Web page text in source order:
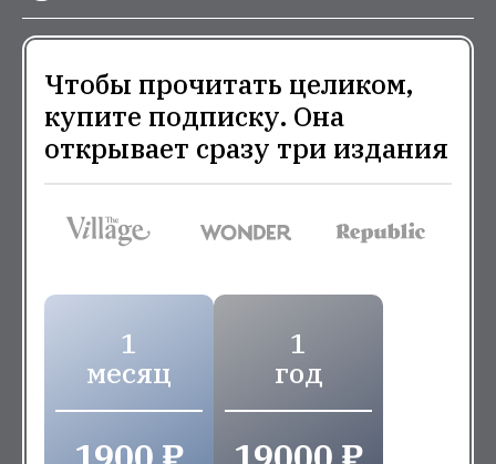
Чтобы прочитать целиком,
купите подписку. Она
открывает сразу три издания
1
месяц
1900 ₽
1
год
19000 ₽